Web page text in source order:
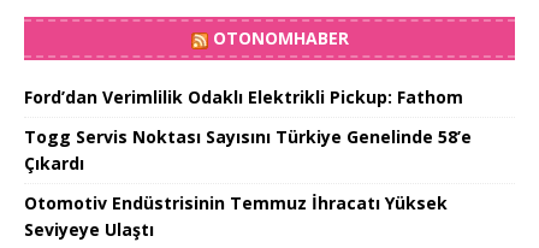
OTONOMHABER
Ford’dan Verimlilik Odaklı Elektrikli Pickup: Fathom
Togg Servis Noktası Sayısını Türkiye Genelinde 58’e
Çıkardı
Otomotiv Endüstrisinin Temmuz İhracatı Yüksek
Seviyeye Ulaştı